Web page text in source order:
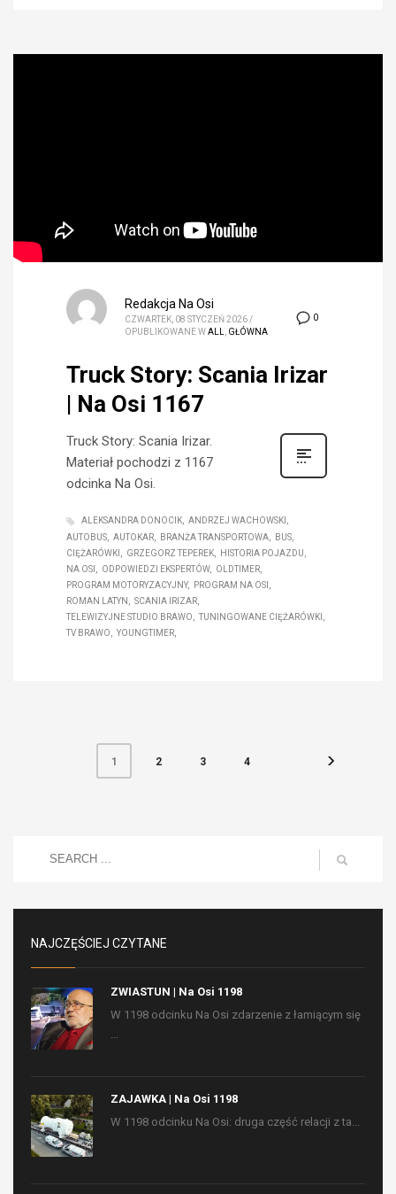
0
Redakcja Na Osi
CZWARTEK, 08 STYCZEŃ 2026/
OPUBLIKOWANE WALL, GŁÓWNA
Truck Story: Scania Irizar
| Na Osi 1167
Truck Story: Scania Irizar.
Materiał pochodzi z 1167
odcinka Na Osi.
ALEKSANDRA DONOCIK
ANDRZEJ WACHOWSKI
AUTOBUS
AUTOKAR BRANŻA TRANSPORTOWA
BUS
CIĘŻARÓWKI
GRZEGORZ TEPEREK
HISTORIA POJAZDU
NA OSI
ODPOWIEDZI EKSPERTÓW
OLDTIMER
PROGRAM MOTORYZACYJNY
PROGRAM NA OSI
ROMAN LATYN
SCANIA IRIZAR
TELEWIZYJNE STUDIO BRAWO
TUNINGOWANE CIĘŻARÓWKI
TV BRAWO
YOUNGTIMER
1 2 3 4
NAJCZĘŚCIEJ CZYTANE
ZWIASTUN | Na Osi 1198
W 1198 odcinku Na Osi zdarzenie z łamiącym się
ZAJAWKA | Na Osi 1198
W 1198 odcinku Na Osi: druga część relacji z ta...